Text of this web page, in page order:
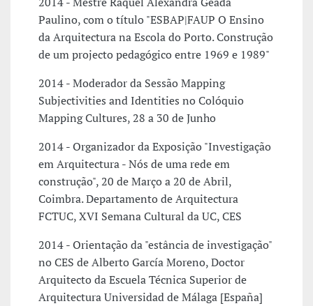
Paulino, com o título "ESBAP|FAUP O Ensino
da Arquitectura na Escola do Porto. Construção
de um projecto pedagógico entre 1969 e 1989"
2014 - Moderador da Sessão Mapping
Subjectivities and Identities no Colóquio
Mapping Cultures, 28 a 30 de Junho
2014 - Organizador da Exposição "Investigação
em Arquitectura - Nós de uma rede em
construção", 20 de Março a 20 de Abril,
Coimbra. Departamento de Arquitectura
FCTUC, XVI Semana Cultural da UC, CES
2014 - Orientação da "estância de investigação"
no CES de Alberto García Moreno, Doctor
Arquitecto da Escuela Técnica Superior de
Arquitectura Universidad de Málaga [España]